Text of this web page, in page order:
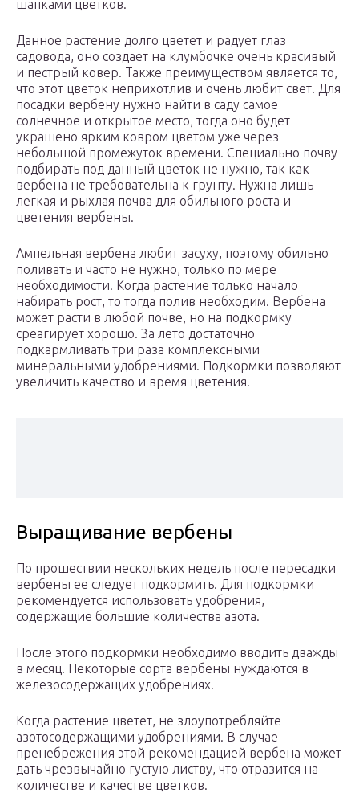
шапками цветков.
Данное растение долго цветет и радует глаз
садовода, оно создает на клумбочке очень красивый
и пестрый ковер. Также преимуществом является то,
что этот цветок неприхотлив и очень любит свет. Для
посадки вербену нужно найти в саду самое
солнечное и открытое место, тогда оно будет
украшено ярким ковром цветом уже через
небольшой промежуток времени. Специально почву
подбирать под данный цветок не нужно, так как
вербена не требовательна к грунту. Нужна лишь
легкая и рыхлая почва для обильного роста и
цветения вербены.
Ампельная вербена любит засуху, поэтому обильно
поливать и часто не нужно, только по мере
необходимости. Когда растение только начало
набирать рост, то тогда полив необходим. Вербена
может расти в любой почве, но на подкормку
среагирует хорошо. За лето достаточно
подкармливать три раза комплексными
минеральными удобрениями. Подкормки позволяют
увеличить качество и время цветения.
Выращивание вербены
По прошествии нескольких недель после пересадки
вербены ее следует подкормить. Для подкормки
рекомендуется использовать удобрения,
содержащие большие количества азота.
После этого подкормки необходимо вводить дважды
в месяц. Некоторые сорта вербены нуждаются в
железосодержащих удобрениях.
Когда растение цветет, не злоупотребляйте
азотосодержащими удобрениями. В случае
пренебрежения этой рекомендацией вербена может
дать чрезвычайно густую листву, что отразится на
количестве и качестве цветков.